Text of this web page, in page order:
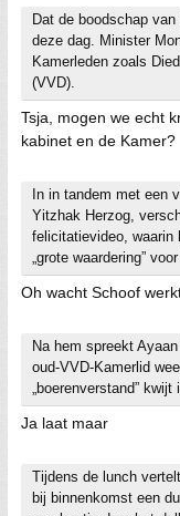
Dat de boodschap
deze dag. Minister
Kamerleden zoals
(VVD).
Tsja, mogen we echt
kabinet en de Kamer?
In in tandem met een
Yitzhak Herzog,
felicitatievideo, waarin
„grote waardering”
Oh wacht Schoof
Na hem spreekt
oud-VVD-Kamerlid
„boerenverstand” kwijt
Ja laat maar
Tijdens de lunch
bij binnenkomst een